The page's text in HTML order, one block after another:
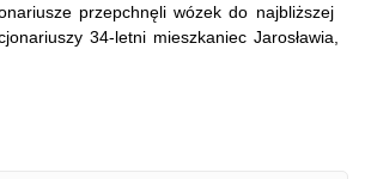
przepchnęli wózek do najbliższej
34-letni mieszkaniec Jarosławia,